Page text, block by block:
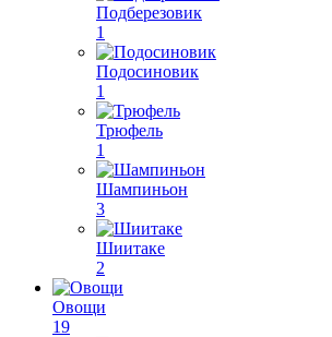
Подберезовик
1
Подосиновик
1
Трюфель
1
Шампиньон
3
Шиитаке
2
Овощи
19